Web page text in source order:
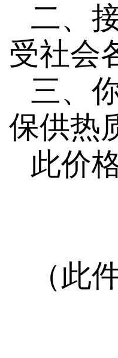
二、
受社会
三、
保供热
此价
（ 此